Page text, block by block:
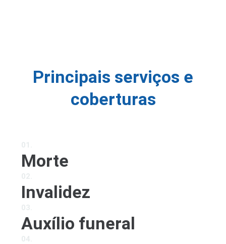
Principais serviços e
coberturas
Morte
Invalidez
Auxílio funeral